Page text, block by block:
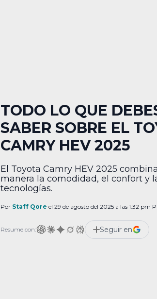
TODO LO QUE
SABER SOBRE EL
CAMRY HEV 2025
El Toyota Camry HEV 2025
manera la comodidad, el confort y
tecnologías.
Por Staff Qore el 29 de agosto del 2025 a las 1:32 pm
Resume con: Seguir en